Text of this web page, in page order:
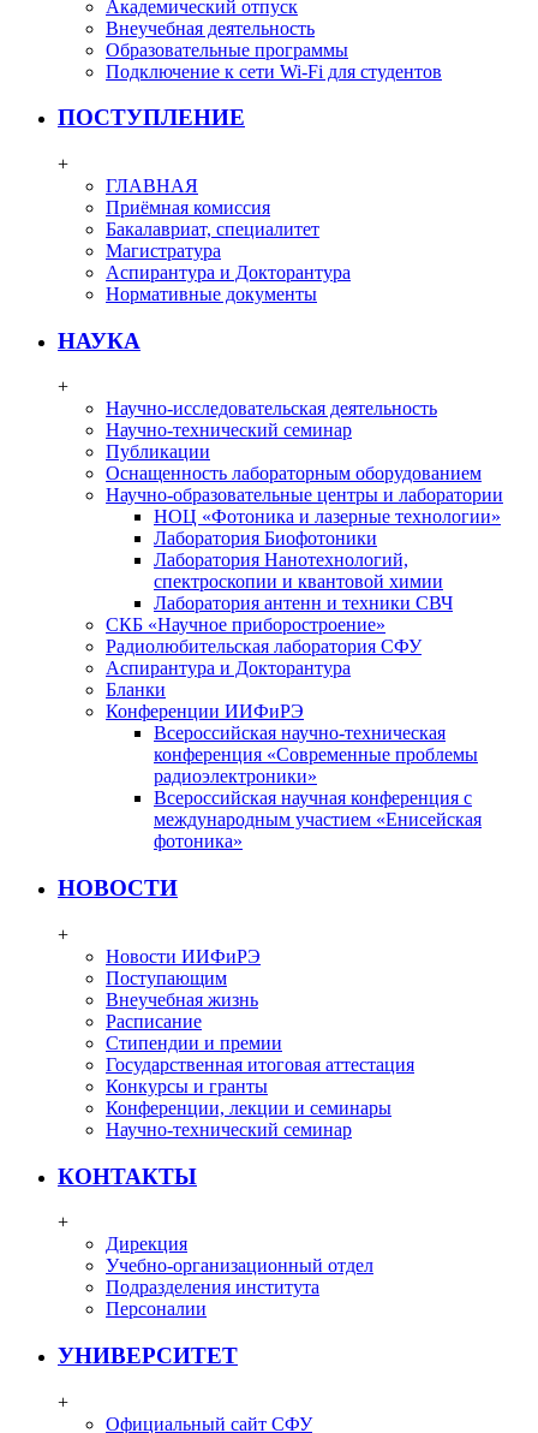
Академический отпуск
Внеучебная деятельность
Образовательные программы
Подключение к сети Wi-Fi для студентов
ПОСТУПЛЕНИЕ
+
ГЛАВНАЯ
Приёмная комиссия
Бакалавриат, специалитет
Магистратура
Аспирантура и Докторантура
Нормативные документы
НАУКА
+
Научно-исследовательская деятельность
Научно-технический семинар
Публикации
Оснащенность лабораторным оборудованием
Научно-образовательные центры и лаборатории
НОЦ «Фотоника и лазерные технологии»
Лаборатория Биофотоники
Лаборатория Нанотехнологий,
спектроскопии и квантовой химии
Лаборатория антенн и техники СВЧ
СКБ «Научное приборостроение»
Радиолюбительская лаборатория СФУ
Аспирантура и Докторантура
Бланки
Конференции ИИФиРЭ
Всероссийская научно-техническая
конференция «Современные проблемы
радиоэлектроники»
Всероссийская научная конференция с
международным участием «Енисейская
фотоника»
НОВОСТИ
+
Новости ИИФиРЭ
Поступающим
Внеучебная жизнь
Расписание
Стипендии и премии
Государственная итоговая аттестация
Конкурсы и гранты
Конференции, лекции и семинары
Научно-технический семинар
КОНТАКТЫ
+
Дирекция
Учебно-организационный отдел
Подразделения института
Персоналии
УНИВЕРСИТЕТ
+
Официальный сайт СФУ